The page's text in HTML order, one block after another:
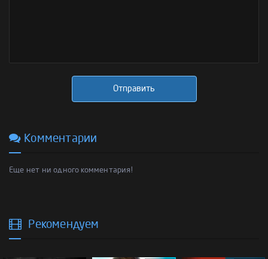
Отправить
Комментарии
Еще нет ни одного комментария!
Рекомендуем